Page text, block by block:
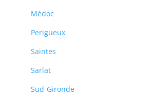
Médoc
Perigueux
Saintes
Sarlat
Sud-Gironde